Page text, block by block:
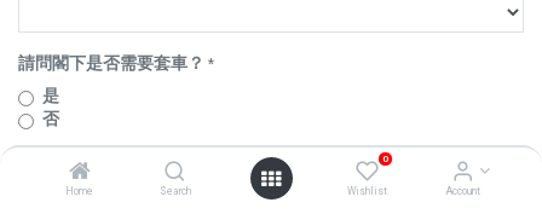
Home Search
0
Wishlist Account
請問閣下是否需要套車？ *
是
否
請問閣下舊車之品牌及車款為